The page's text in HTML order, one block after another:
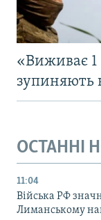
«Виживає 1
зупиняють
ОСТАННІ
11:04
Війська РФ
Лиманському